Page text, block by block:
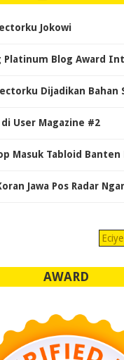
Jokowi
Platinum Blog Award
Dijadikan Bahan
User Magazine #2
Masuk Tabloid Banten
Jawa Pos Radar
AWARD